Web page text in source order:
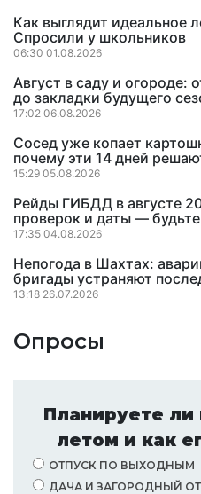
Как выглядит идеальное
Спросили у школьников
06:30 01.08.2026
Август в саду и огороде:
до закладки будущего
17:02 06.08.2026
Сосед уже копает
почему эти 14 дней
15:29 05.08.2026
Рейды ГИБДД в августе
проверок и даты —
17:35 04.08.2026
Непогода в Шахтах:
бригады устраняют
13:18 26.07.2026
Опросы
Планируете ли
летом и как
ОТПУСК ПО ВЫХОДНЫМ
ДАЧА И ЗАГОРОДНЫЙ